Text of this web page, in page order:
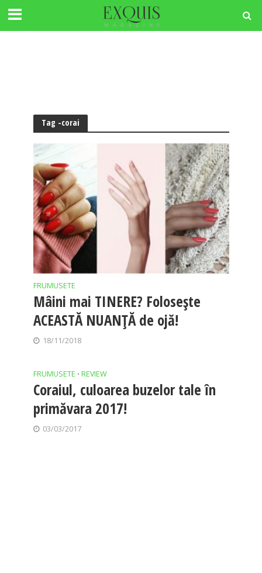
Tag -corai
FRUMUSETE
Mâini mai TINERE? Folosește
ACEASTĂ NUANȚĂ de ojă!
18/11/2018
FRUMUSETE • REVIEW
Coraiul, culoarea buzelor tale în
primăvara 2017!
03/03/2017